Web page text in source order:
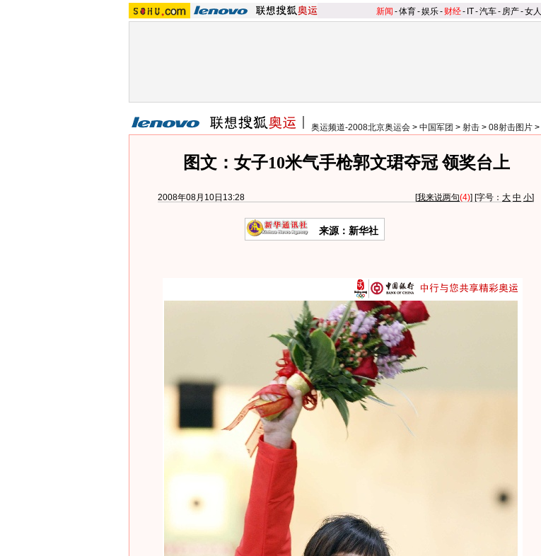
新闻 -体育-娱乐- 财经- IT-汽车- 房产-女人
奥运频道-2008北京奥运会 > 中国军团 > 射击 > 08射击图片 >
图文：女子10米气手枪郭文珺夺冠 领奖台上
2008年08月10日13:28 [我来说两句(4)] [字号： 大 中 小]
来源：新华社